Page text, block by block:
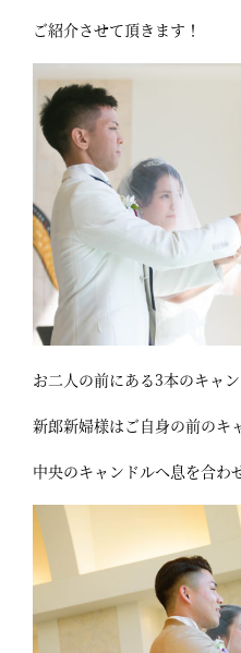
ご紹介させて頂きます！
お二人の前にある3本のキャ
新郎新婦様はご自身の前のキ
中央のキャンドルへ息を合わ